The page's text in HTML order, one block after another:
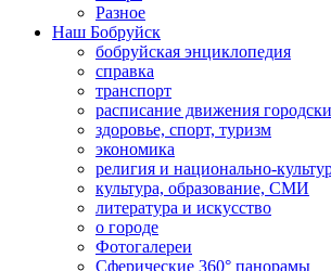
Разное
Наш Бобруйск
бобруйская энциклопедия
справка
транспорт
расписание движения
здоровье, спорт, туризм
экономика
религия и национально-
культура, образование, СМИ
литература и искусство
о городе
Фотогалереи
Сферические 360° панорамы